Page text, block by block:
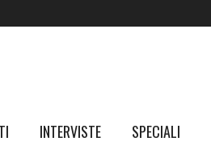
INTERVISTE SPECIALI